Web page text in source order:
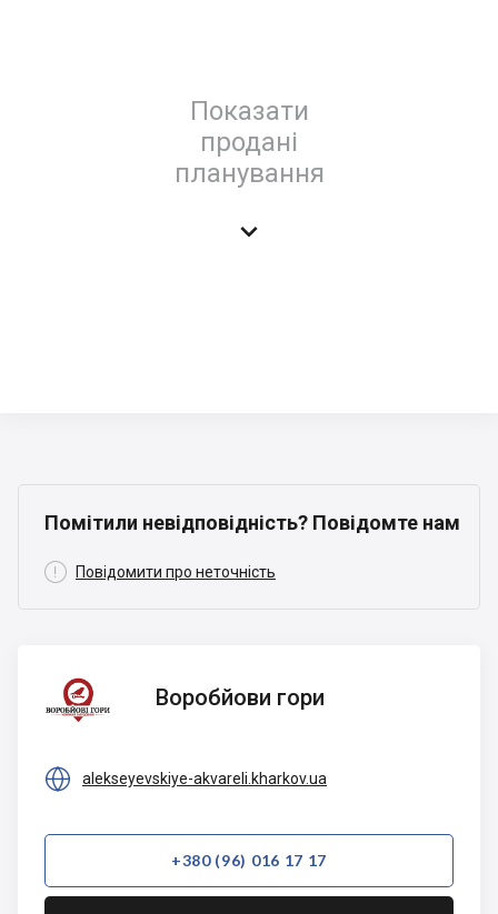
Показати
продані
планування

Помітили невідповідність? Повідомте нам
 Повідомити про неточність
Воробйови
гори
Воробйови гори
 alekseyevskiye-akvareli.kharkov.ua
+380 (96) 016 17 17